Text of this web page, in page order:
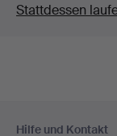
Stattdessen
Hilfe und Kontakt